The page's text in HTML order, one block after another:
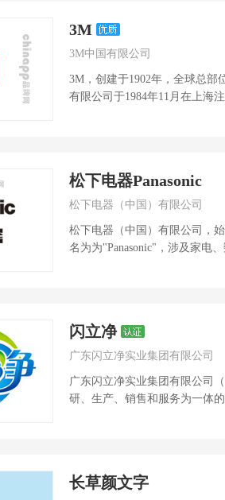
3M
3M中国有限公司
3M，创建于1902年，全球总部
有限公司于1984年11月在上海
松下电器Panasonic
松下电器（中国）有限公司
松下电器（中国）有限公司，
名为为"Panasonic"，涉及家电
闪立净
广东闪立净实业集团有限公司
广东闪立净实业集团有限公司
研、生产、销售和服务为一体
长草颜文字